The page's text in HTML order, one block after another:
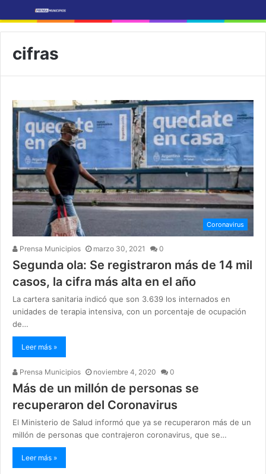
cifras
Coronavirus
Prensa Municipios marzo 30, 2021 0
Segunda ola: Se registraron más de 14 mil
casos, la cifra más alta en el año
La cartera sanitaria indicó que son 3.639 los internados en
unidades de terapia intensiva, con un porcentaje de ocupación
de…
Leer más »
Prensa Municipios noviembre 4, 2020 0
Más de un millón de personas se
recuperaron del Coronavirus
El Ministerio de Salud informó que ya se recuperaron más de un
millón de personas que contrajeron coronavirus, que se…
Leer más »